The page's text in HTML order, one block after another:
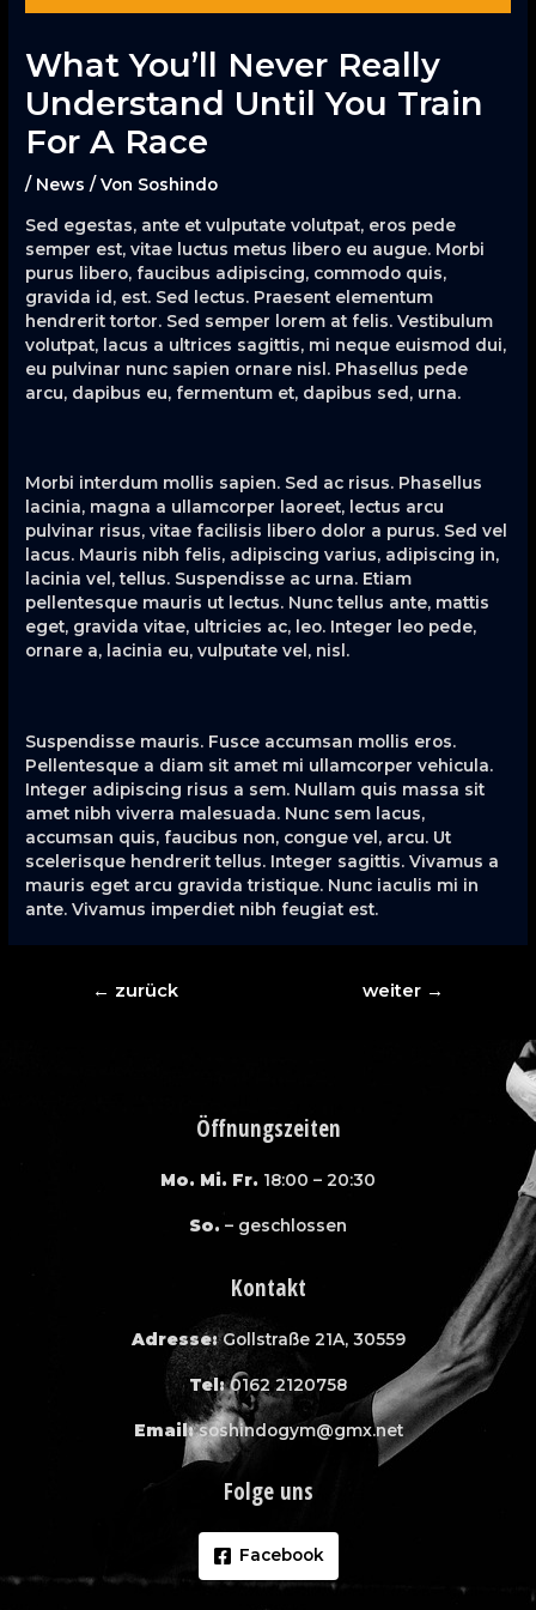
What You’ll Never Really
Understand Until You Train
For A Race
/ News / Von Soshindo
Sed egestas, ante et vulputate volutpat, eros pede
semper est, vitae luctus metus libero eu augue. Morbi
purus libero, faucibus adipiscing, commodo quis,
gravida id, est. Sed lectus. Praesent elementum
hendrerit tortor. Sed semper lorem at felis. Vestibulum
volutpat, lacus a ultrices sagittis, mi neque euismod dui,
eu pulvinar nunc sapien ornare nisl. Phasellus pede
arcu, dapibus eu, fermentum et, dapibus sed, urna.
Morbi interdum mollis sapien. Sed ac risus. Phasellus
lacinia, magna a ullamcorper laoreet, lectus arcu
pulvinar risus, vitae facilisis libero dolor a purus. Sed vel
lacus. Mauris nibh felis, adipiscing varius, adipiscing in,
lacinia vel, tellus. Suspendisse ac urna. Etiam
pellentesque mauris ut lectus. Nunc tellus ante, mattis
eget, gravida vitae, ultricies ac, leo. Integer leo pede,
ornare a, lacinia eu, vulputate vel, nisl.
Suspendisse mauris. Fusce accumsan mollis eros.
Pellentesque a diam sit amet mi ullamcorper vehicula.
Integer adipiscing risus a sem. Nullam quis massa sit
amet nibh viverra malesuada. Nunc sem lacus,
accumsan quis, faucibus non, congue vel, arcu. Ut
scelerisque hendrerit tellus. Integer sagittis. Vivamus a
mauris eget arcu gravida tristique. Nunc iaculis mi in
ante. Vivamus imperdiet nibh feugiat est.
Beitragsnavigation
← zurück weiter →
Öffnungszeiten
Mo. Mi. Fr. 18:00 – 20:30
So. – geschlossen
Kontakt
Adresse:Gollstraße 21A, 30559
Tel:0162 2120758
Email:soshindogym@gmx.net
Folge uns
Facebook